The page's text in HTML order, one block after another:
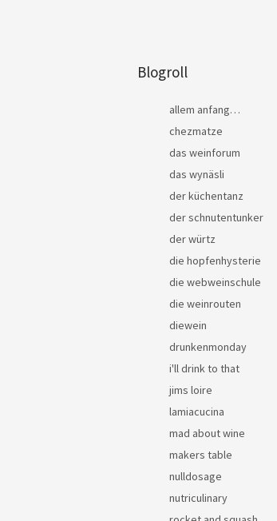
Blogroll
allem anfang…
chezmatze
das weinforum
das wynäsli
der küchentanz
der schnutentunker
der würtz
die hopfenhysterie
die webweinschule
die weinrouten
diewein
drunkenmonday
i'll drink to that
jims loire
lamiacucina
mad about wine
makers table
nulldosage
nutriculinary